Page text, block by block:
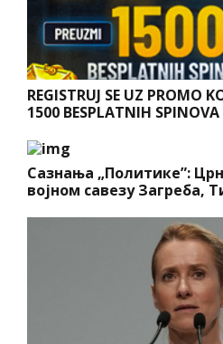
REGISTRUJ SE UZ PROMO
1500 BESPLATNIH SPINOVA
Сазнања „Политике”:
војном савезу Загреба,